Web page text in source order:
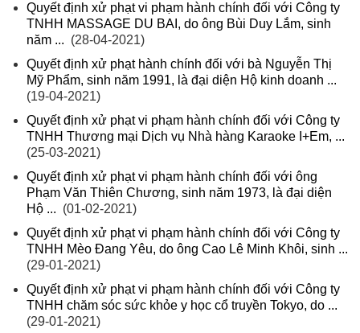
Quyết định xử phạt vi phạm hành chính đối với Công ty
TNHH MASSAGE DU BAI, do ông Bùi Duy Lắm, sinh
năm ... (28-04-2021)
Quyết định xử phạt hành chính đối với bà Nguyễn Thị
Mỹ Phẩm, sinh năm 1991, là đại diện Hộ kinh doanh ...
(19-04-2021)
Quyết định xử phạt vi phạm hành chính đối với Công ty
TNHH Thương mại Dịch vụ Nhà hàng Karaoke I+Em, ...
(25-03-2021)
Quyết định xử phạt vi phạm hành chính đối với ông
Phạm Văn Thiên Chương, sinh năm 1973, là đại diện
Hộ ... (01-02-2021)
Quyết định xử phạt vi phạm hành chính đối với Công ty
TNHH Mèo Đang Yêu, do ông Cao Lê Minh Khôi, sinh ...
(29-01-2021)
Quyết định xử phạt vi phạm hành chính đối với Công ty
TNHH chăm sóc sức khỏe y học cổ truyền Tokyo, do ...
(29-01-2021)